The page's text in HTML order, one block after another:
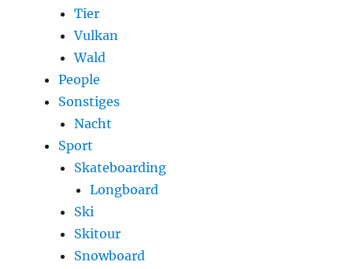
Tier
Vulkan
Wald
People
Sonstiges
Nacht
Sport
Skateboarding
Longboard
Ski
Skitour
Snowboard